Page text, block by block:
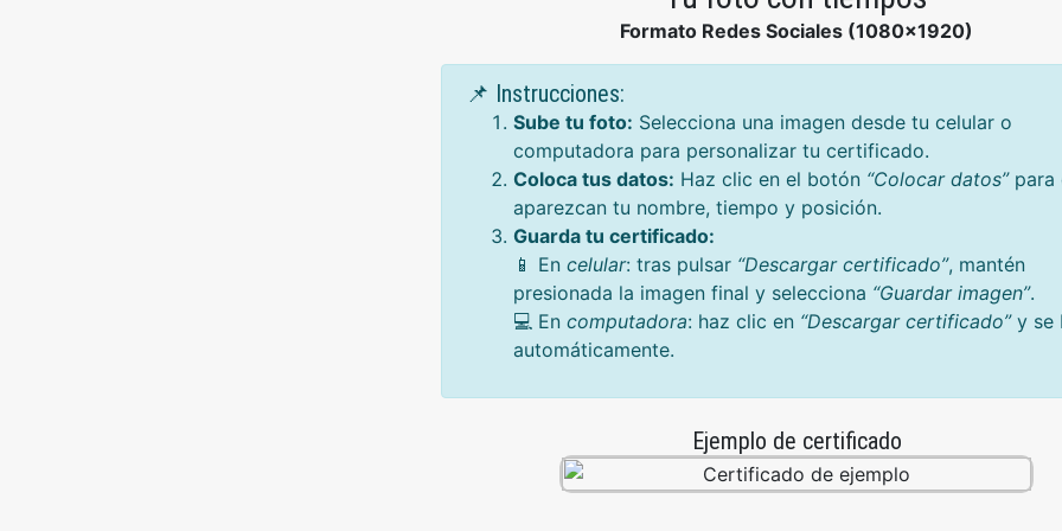
Formato Redes Sociales (1080x1920)
📌 Instrucciones:
Sube tu foto: Selecciona una imagen desde tu celular o
computadora para personalizar tu certificado.
Coloca tus datos: Haz clic en el botón “Colocar datos”para
aparezcan tu nombre, tiempo y posición.
Guarda tu certificado:
📱 En celular: tras pulsar “Descargar certificado”, mantén
presionada la imagen final y selecciona “Guardar imagen”.
💻 En computadora: haz clic en “Descargar certificado”y se
automáticamente.
Ejemplo de certificado